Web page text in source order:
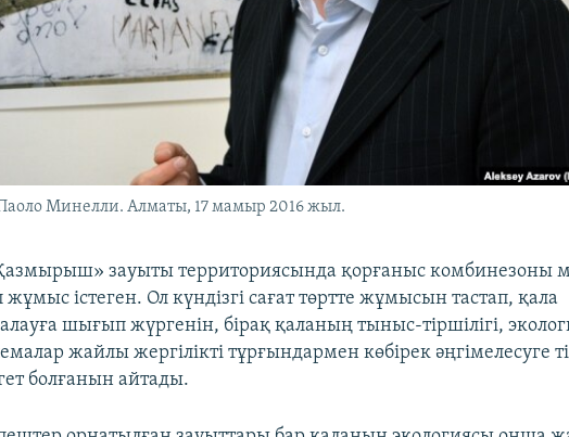
Минелли. Алматы, 17 мамыр 2016 жыл.
зауыты территориясында қорғаныс комбинезоны
жұмыс істеген. Ол күндізгі сағат төртте жұмысын тастап, қала
шығып жүргенін, бірақ қаланың тыныс-тіршілігі,
жайлы жергілікті тұрғындармен көбірек әңгімелесуге
болғанын айтады.